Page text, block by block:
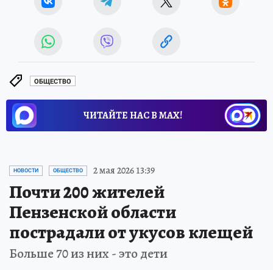
ОБЩЕСТВО
ЧИТАЙТЕ НАС В МАХ!
НОВОСТИ ОБЩЕСТВО 2 мая 2026 13:39
Почти 200 жителей
Пензенской области
пострадали от укусов клещей
Больше 70 из них - это дети